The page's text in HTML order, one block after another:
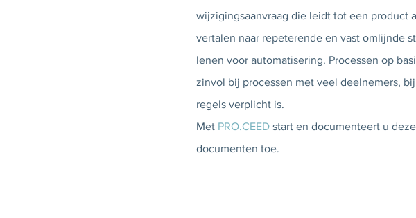
wijzigingsaanvraag die leidt tot een product
vertalen naar repeterende en vast omlijnde
lenen voor automatisering. Processen op
zinvol bij processen met veel deelnemers,
regels verplicht is.
Met PRO.CEEDstart en documenteert u
documenten toe.